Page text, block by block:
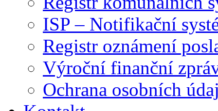
ISP – Notifikační
Registr oznámení
Výroční finanční
Ochrana osobních